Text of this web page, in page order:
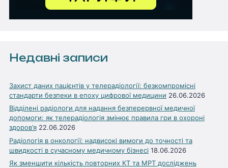
Недавні записи
Захист даних пацієнтів у телерадіології: безкомпромісні
стандарти безпеки в епоху цифрової медицини 26.06.2026
Відділені радіологи для надання безперервної медичної
допомоги: як телерадіологія змінює правила гри в охороні
здоров’я 22.06.2026
Радіологія в онкології: надвисокі вимоги до точності та
швидкості в сучасному медичному бізнесі 18.06.2026
Як зменшити кількість повторних КТ та МРТ досліджень